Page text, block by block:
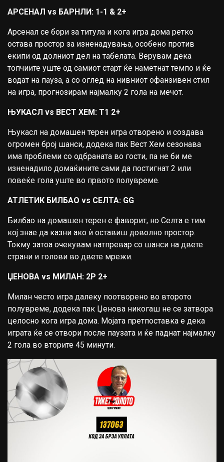
АРСЕНАЛ vs БАРНЛИ: 1-1 & 2+
Арсенал се бори за титула и кога игра дома ретко
остава простор за изненадувања, особено против
екипи од долниот дел на табелата. Верувам дека
топчиите уште од самиот старт ќе наметнат темпо и ќе
водат на пауза, а со оглед на нивниот офанзивен стил
на игра, прогнозирам најмалку 2 гола на мечот.
ЊУКАСЛ vs ВЕСТ ХЕМ: T1 2+
Њукасл на домашен терен игра отворено и создава
огромен број шанси, додека пак Вест Хем сезонава
има проблеми со одбраната во гости, па не би ме
изненадило домаќините сами да постигнат 2 или
повеќе гола уште во првото полувреме.
АТЛЕТИК БИЛБАО vs СЕЛТА: GG
Билбао на домашен терен е фаворит, но Селта е тим
кој знае да казни ако ѝ оставиш доволно простор.
Токму затоа очекувам натпревар со шанси на двете
страни и голови во двете мрежи.
ЏЕНОВА vs МИЛАН: 2P 2+
Милан често игра далеку поотворено во второто
полувреме, додека пак Џенова никогаш не се затвора
целосно кога игра дома. Мојата претпоставка е дека
играта ќе се отвори после паузата и ќе паднат најмалку
2 гола во вторите 45 минути.